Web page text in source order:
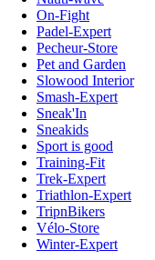
On-Fight
Padel-Expert
Pecheur-Store
Pet and Garden
Slowood Interior
Smash-Expert
Sneak'In
Sneakids
Sport is good
Training-Fit
Trek-Expert
Triathlon-Expert
TripnBikers
Vélo-Store
Winter-Expert